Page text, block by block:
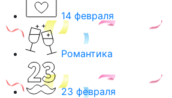
14 февраля
Романтика
23 февраля